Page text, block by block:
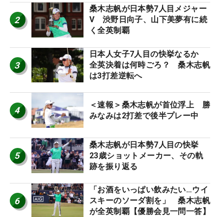
2
桑木志帆が日本勢7人目メジャー
V 渋野日向子、山下美夢有に続
く全英制覇
3
日本人女子7人目の快挙なるか
全英決着は何時ごろ？ 桑木志帆
は3打差逆転へ
4
＜速報＞桑木志帆が首位浮上 勝
みなみは2打差で後半プレー中
5
桑木志帆が日本勢7人目の快挙
23歳ショットメーカー、その軌
跡を振り返る
6
「お酒をいっぱい飲みたい…ウイ
スキーのソーダ割を」 桑木志帆
が全英制覇【優勝会見一問一答】